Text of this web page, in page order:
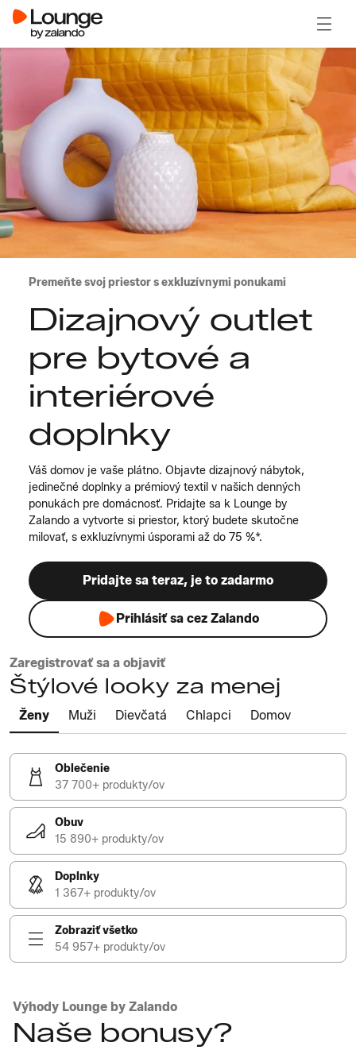
Premeňte svoj priestor s exkluzívnymi ponukami
Dizajnový outlet
pre bytové a
interiérové
doplnky
Váš domov je vaše plátno. Objavte dizajnový nábytok,
jedinečné doplnky a prémiový textil v našich denných
ponukách pre domácnosť. Pridajte sa k Lounge by
Zalando a vytvorte si priestor, ktorý budete skutočne
milovať, s exkluzívnymi úsporami až do 75 %*.
Pridajte sa teraz, je to zadarmo
Prihlásiť sa cez Zalando
Zaregistrovať sa a objaviť
Štýlové looky za menej
Ženy Muži Dievčatá Chlapci Domov
Oblečenie
37 700+ produkty/ov
Obuv
15 890+ produkty/ov
Doplnky
1 367+ produkty/ov
Zobraziť všetko
54 957+ produkty/ov
Výhody Lounge by Zalando
Naše bonusy?